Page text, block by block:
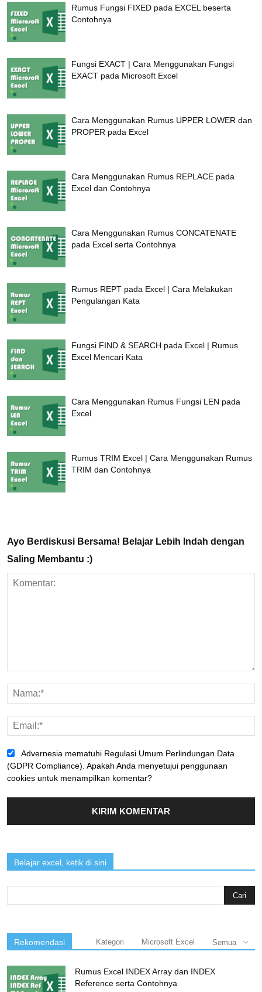
Rumus Fungsi FIXED pada EXCEL beserta
Contohnya
Fungsi EXACT | Cara Menggunakan Fungsi
EXACT pada Microsoft Excel
Cara Menggunakan Rumus UPPER LOWER dan
PROPER pada Excel
Cara Menggunakan Rumus REPLACE pada
Excel dan Contohnya
Cara Menggunakan Rumus CONCATENATE
pada Excel serta Contohnya
Rumus REPT pada Excel | Cara Melakukan
Pengulangan Kata
Fungsi FIND & SEARCH pada Excel | Rumus
Excel Mencari Kata
Cara Menggunakan Rumus Fungsi LEN pada
Excel
Rumus TRIM Excel | Cara Menggunakan Rumus
TRIM dan Contohnya
Ayo Berdiskusi Bersama! Belajar Lebih Indah dengan
Saling Membantu :)
Advernesia mematuhi Regulasi Umum Perlindungan Data
(GDPR Compliance). Apakah Anda menyetujui penggunaan
cookies untuk menampilkan komentar?
Belajar excel, ketik di sini
for:
Rekomendasi Kategori Microsoft Excel Semua
Rumus Excel INDEX Array dan INDEX
Reference serta Contohnya